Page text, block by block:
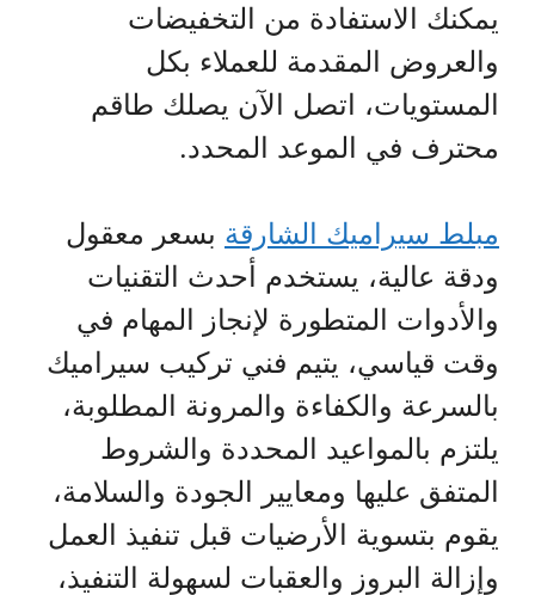
يمكنك الاستفادة من التخفيضات
والعروض المقدمة للعملاء بكل
المستويات، اتصل الآن يصلك طاقم
محترف في الموعد المحدد.
مبلط سيراميك الشارقة بسعر معقول
ودقة عالية، يستخدم أحدث التقنيات
والأدوات المتطورة لإنجاز المهام في
وقت قياسي، يتيم فني تركيب سيراميك
بالسرعة والكفاءة والمرونة المطلوبة،
يلتزم بالمواعيد المحددة والشروط
المتفق عليها ومعايير الجودة والسلامة،
يقوم بتسوية الأرضيات قبل تنفيذ العمل
وإزالة البروز والعقبات لسهولة التنفيذ،